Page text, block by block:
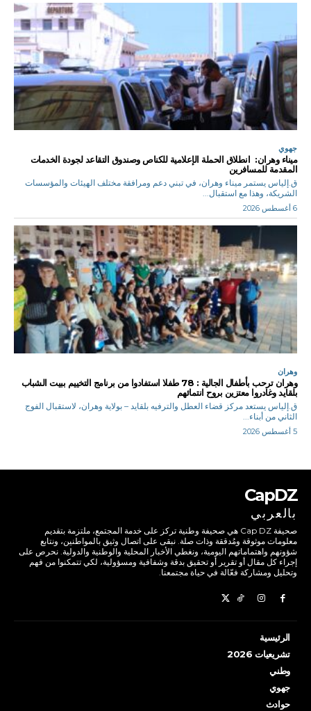
جهوي
ميناء وهران: انطلاق الحملة الإعلامية للكناص وصندوق التقاعد لجودة الخدمات
المقدمة للمسافرين
ق.إلياس يستمر ميناء وهران، في تبني دعم ومرافقة مختلف الهيئات والمؤسسات
الشريكة، وهذا مع استقبال...
6 أغسطس 2026
وهران
وهران ترحب بأطفال الجالية : 78 طفلا استفادوا من برنامج التخييم ببيت الشباب
بلقايد وغادروا معتزين بروح انتمائهم
ق.إلياس يستعد مركز قضاء العطل والترفيه بلقايد – بولاية وهران، لاستقبال الفوج
الثاني من أبناء...
5 أغسطس 2026
CapDZ
بالعربي
صحيفة Cap DZ هي صحيفة وطنية تركز على خدمة المجتمع، ملتزمة بتقديم
معلومات موثوقة ومُدققة وذات صلة. نبقى على اتصال وثيق بالمواطنين، ونتابع
شؤونهم واهتماماتهم اليومية، ونغطي الأخبار المحلية والوطنية والدولية. نحرص على
إجراء كل مقال أو تقرير أو تحقيق بدقة وشفافية ومسؤولية، لكي تتمكنوا من فهم
وتحليل ومشاركة فعّالة في حياة مجتمعنا.
الرئيسية
تشريعيات 2026
وطني
جهوي
حوادث